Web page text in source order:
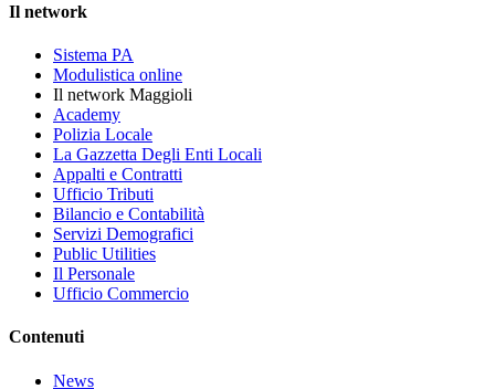
Il network
Sistema PA
Modulistica online
Il network Maggioli
Academy
Polizia Locale
La Gazzetta Degli Enti Locali
Appalti e Contratti
Ufficio Tributi
Bilancio e Contabilità
Servizi Demografici
Public Utilities
Il Personale
Ufficio Commercio
Contenuti
News